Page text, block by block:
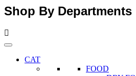
Shop By Departments
CAT
FOOD